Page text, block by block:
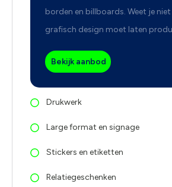
borden en billboards. Weet je
grafisch design moet laten
Bekijk aanbod
Drukwerk
Large format en signage
Stickers en etiketten
Relatiegeschenken